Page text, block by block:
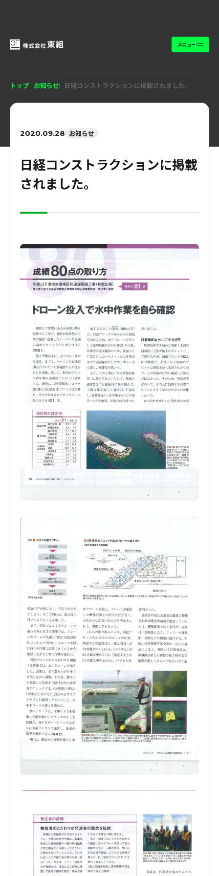
メニュー
トップ お知らせ 日経コンストラクションに掲載されました。
2020.09.28 お知らせ
日経コンストラクションに掲載
されました。